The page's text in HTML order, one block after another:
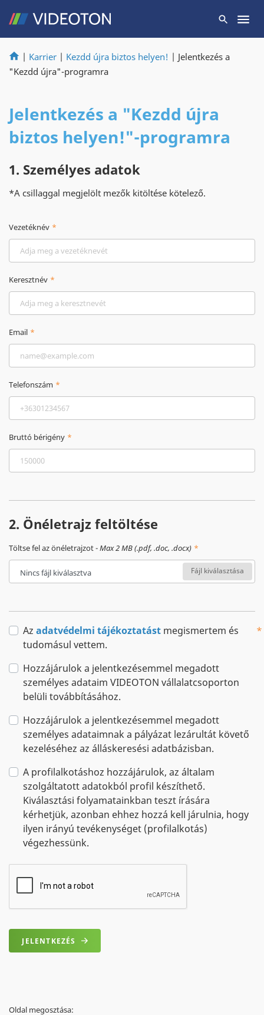
| Karrier | Kezdd újra biztos helyen! | Jelentkezés a
"Kezdd újra"-programra
Jelentkezés a "Kezdd újra
biztos helyen!"-programra
1. Személyes adatok
*A csillaggal megjelölt mezők kitöltése kötelező.
Vezetéknév
Keresztnév
Email
Telefonszám
Bruttó bérigény
2. Önéletrajz feltöltése
Töltse fel az önéletrajzot -Max 2 MB (.pdf, .doc, .docx)
Nincs fájl kiválasztva Fájl kiválasztása
Az adatvédelmi tájékoztatást megismertem és
tudomásul vettem.
Hozzájárulok a jelentkezésemmel megadott
személyes adataim VIDEOTON vállalatcsoporton
belüli továbbításához.
Hozzájárulok a jelentkezésemmel megadott
személyes adataimnak a pályázat lezárultát követő
kezeléséhez az álláskeresési adatbázisban.
A profilalkotáshoz hozzájárulok, az általam
szolgáltatott adatokból profil készíthető.
Kiválasztási folyamatainkban teszt írására
kérhetjük, azonban ehhez hozzá kell járulnia, hogy
ilyen irányú tevékenységet (profilalkotás)
végezhessünk.
JELENTKEZÉS
Oldal megosztása: